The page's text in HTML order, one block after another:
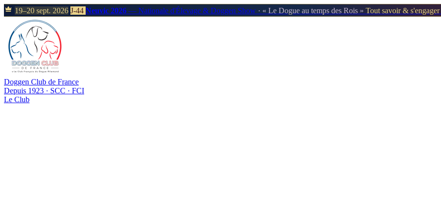
19–20 sept. 2026 J-44 Neuvic 2026 — Nationale d'Élevage & Doggen Show · « Le Dogue au temps des Rois » Tout savoir &
Doggen Club de France
Depuis 1923 · SCC · FCI
Le Club